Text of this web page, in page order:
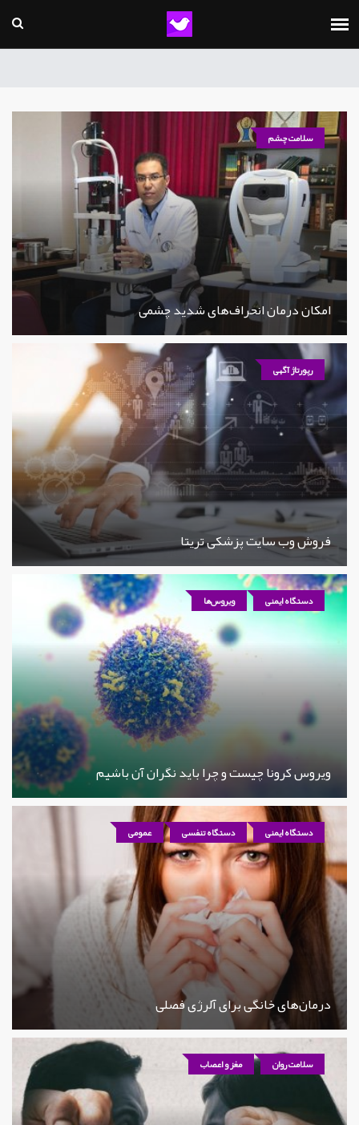
سلامت چشم
امکان درمان انحراف‌های شدید چشمی
رپورتاژ آگهی
فروش وب سایت پزشکی تریتا
دستگاه ایمنی ویروس‌ها
ویروس کرونا چیست و چرا باید نگران آن باشیم
دستگاه ایمنی دستگاه تنفسی عمومی
درمان‌های خانگی برای آلرژی فصلی
سلامت روان مغز و اعصاب